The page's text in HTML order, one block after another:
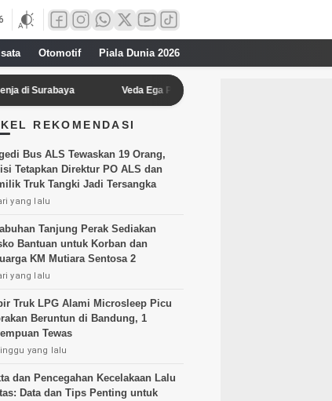
Otomotif Piala Dunia 2026
Veda Ega Pratama Tembus P6 di FP1 Moto3 Inggris 2026
REKOMENDASI
Bus ALS Tewaskan 19 Orang,
Tetapkan Direktur PO ALS dan
Truk Tangki Jadi Tersangka
yang lalu
Tanjung Perak Sediakan
Bantuan untuk Korban dan
KM Mutiara Sentosa 2
yang lalu
Truk LPG Alami Microsleep Picu
Beruntun di Bandung, 1
Tewas
yang lalu
dan Pencegahan Kecelakaan Lalu
Data dan Tips Penting untuk